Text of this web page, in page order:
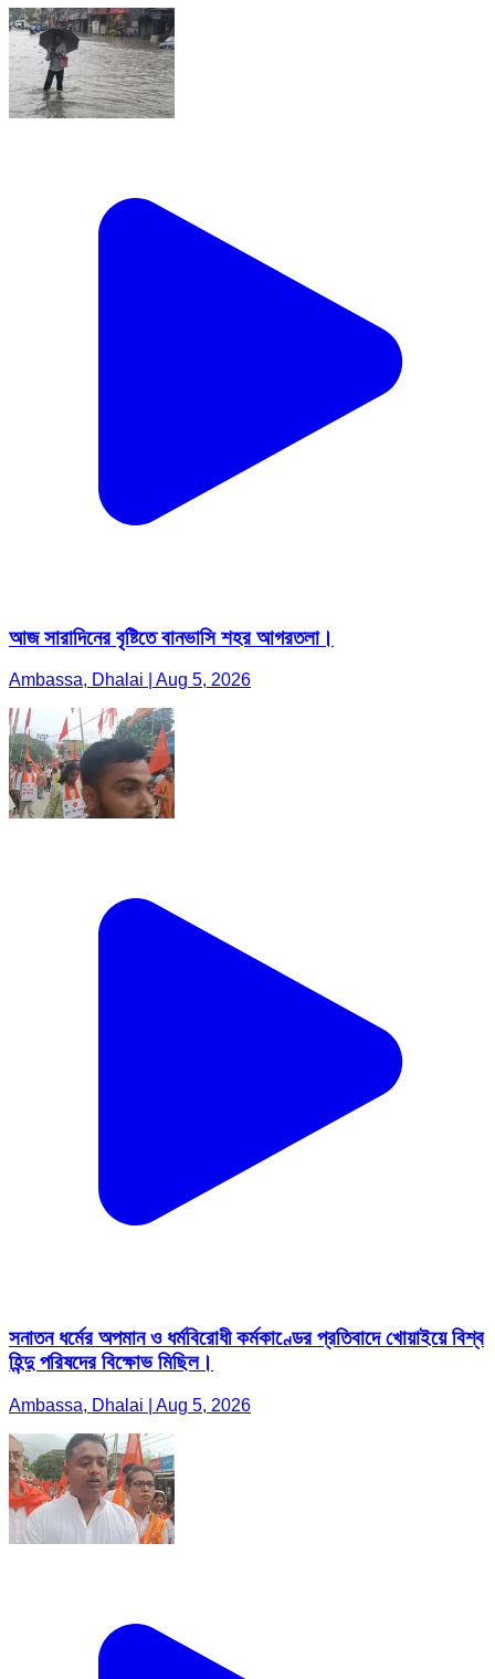
আজ সারাদিনের বৃষ্টিতে বানভাসি শহর আগরতলা।
Ambassa, Dhalai | Aug 5, 2026
সনাতন ধর্মের অপমান ও ধর্মবিরোধী কর্মকাণ্ডের প্রতিবাদে খোয়াইয়ে বিশ্ব
হিন্দু পরিষদের বিক্ষোভ মিছিল।
Ambassa, Dhalai | Aug 5, 2026